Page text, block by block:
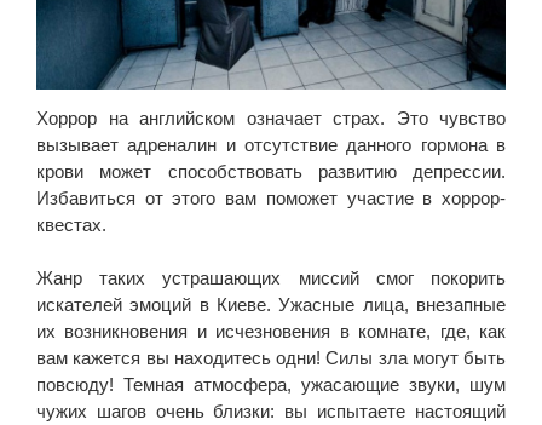
Хоррор на английском означает страх. Это чувство
вызывает адреналин и отсутствие данного гормона в
крови может способствовать развитию депрессии.
Избавиться от этого вам поможет участие в хоррор-
квестах.
Жанр таких устрашающих миссий смог покорить
искателей эмоций в Киеве. Ужасные лица, внезапные
их возникновения и исчезновения в комнате, где, как
вам кажется вы находитесь одни! Силы зла могут быть
повсюду! Темная атмосфера, ужасающие звуки, шум
чужих шагов очень близки: вы испытаете настоящий